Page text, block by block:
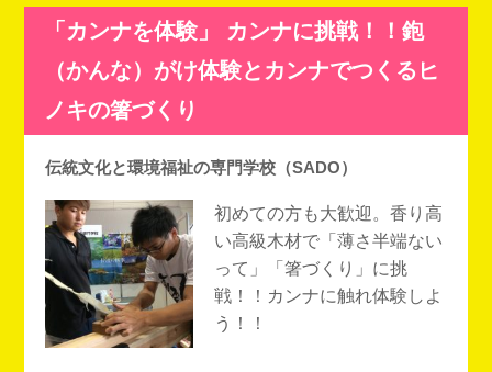
「カンナを体験」 カンナに挑戦！！鉋
（かんな）がけ体験とカンナでつくるヒ
ノキの箸づくり
伝統文化と環境福祉の専門学校（SADO）
初めての方も大歓迎。香り高
い高級木材で「薄さ半端ない
って」「箸づくり」に挑
戦！！カンナに触れ体験しよ
う！！